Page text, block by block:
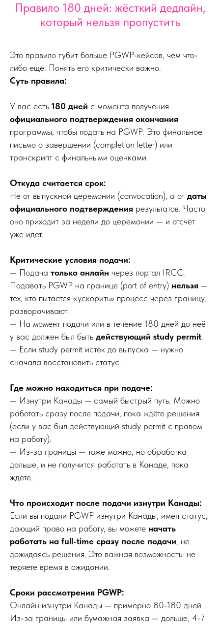
Правило 180 дней: жёсткий дедлайн,
который нельзя пропустить
Это правило губит больше PGWP-кейсов, чем что-
либо ещё. Понять его критически важно.
Суть правила:
У вас есть 180 дней с момента получения
официального подтверждения окончания
программы, чтобы подать на PGWP. Это финальное
письмо о завершении (completion letter) или
транскрипт с финальными оценками.
Откуда считается срок:
Не от выпускной церемонии (convocation), а от даты
официального подтверждения результатов. Часто
оно приходит за недели до церемонии — и отсчёт
уже идёт.
Критические условия подачи:
— Подача только онлайн через портал IRCC.
Подавать PGWP на границе (port of entry) нельзя —
тех, кто пытается «ускорить» процесс через границу,
разворачивают.
— На момент подачи или в течение 180 дней до неё
у вас должен был быть действующий study permit
— Если study permit истёк до выпуска — нужно
сначала восстановить статус.
Где можно находиться при подаче:
— Изнутри Канады — самый быстрый путь. Можно
работать сразу после подачи, пока ждёте решения
(если у вас был действующий study permit с правом
на работу).
— Из-за границы — тоже можно, но обработка
дольше, и не получится работать в Канаде, пока
ждёте.
Что происходит после подачи изнутри Канады:
Если вы подали PGWP изнутри Канады, имея статус,
дающий право на работу, вы можете начать
работать на full-time сразу после подачи, не
дожидаясь решения. Это важная возможность: не
теряете время в ожидании.
Сроки рассмотрения PGWP:
Онлайн изнутри Канады — примерно 80-180 дней.
Из-за границы или бумажная заявка — дольше, 4-7